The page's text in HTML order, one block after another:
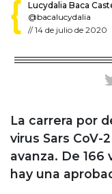
Lucydalia Baca
@bacalucydalia
//14 de julio de 2020
La carrera por
virus Sars CoV-
avanza. De 166
hay una